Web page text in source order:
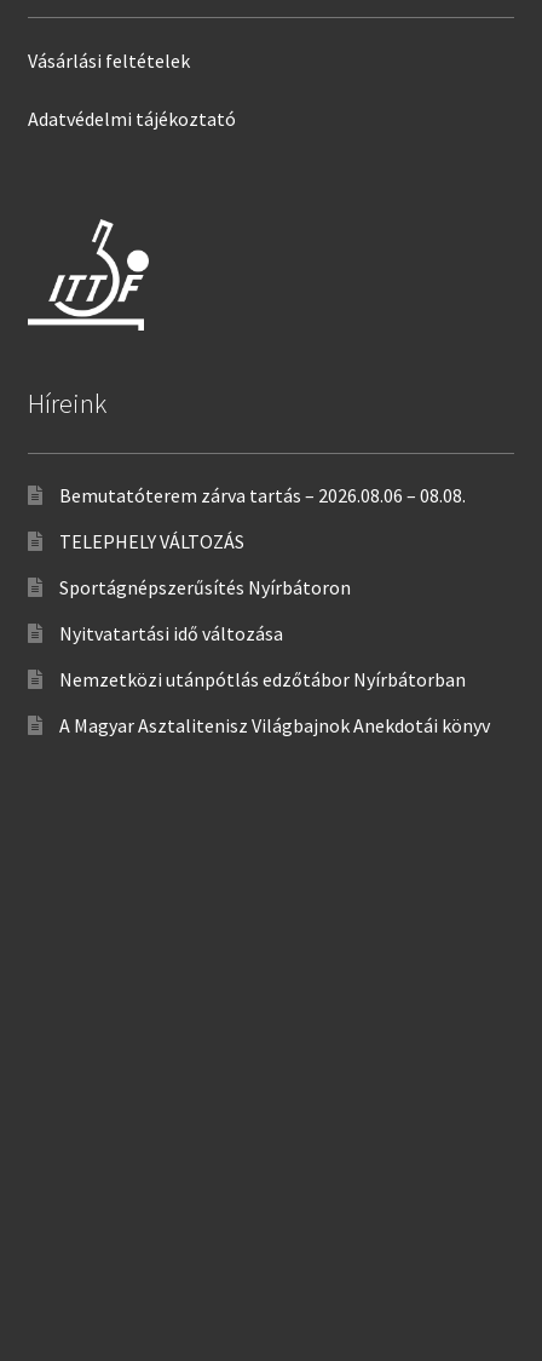
Vásárlási feltételek
Adatvédelmi tájékoztató
Híreink
Bemutatóterem zárva tartás – 2026.08.06 – 08.08.
TELEPHELY VÁLTOZÁS
Sportágnépszerűsítés Nyírbátoron
Nyitvatartási idő változása
Nemzetközi utánpótlás edzőtábor Nyírbátorban
A Magyar Asztalitenisz Világbajnok Anekdotái könyv